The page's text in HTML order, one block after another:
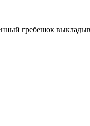
гребешок